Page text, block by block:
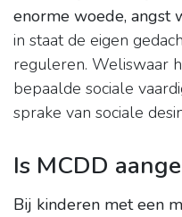
enorme woede, angst
in staat de eigen
reguleren. Weliswaar
bepaalde sociale
sprake van sociale
Is MCDD
Bij kinderen met een